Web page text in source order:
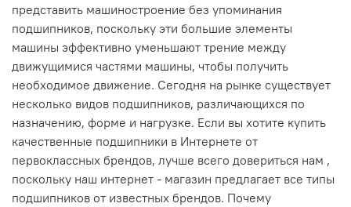
представить машиностроение без упоминания
подшипников, поскольку эти большие элементы
машины эффективно уменьшают трение между
движущимися частями машины, чтобы получить
необходимое движение. Сегодня на рынке существует
несколько видов подшипников, различающихся по
назначению, форме и нагрузке. Если вы хотите купить
качественные подшипники в Интернете от
первоклассных брендов, лучше всего довериться нам ,
поскольку наш интернет - магазин предлагает все типы
подшипников от известных брендов. Почему